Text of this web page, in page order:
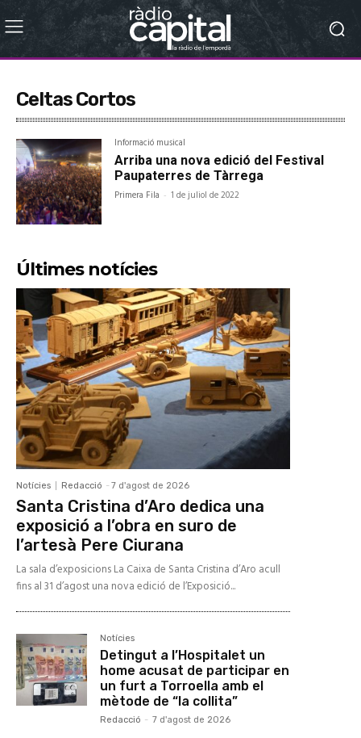
Celtas Cortos
Informació musical
Arriba una nova edició del Festival
Paupaterres de Tàrrega
Primera Fila - 1 de juliol de 2022
Últimes notícies
Notícies Redacció - 7 d'agost de 2026
Santa Cristina d’Aro dedica una
exposició a l’obra en suro de
l’artesà Pere Ciurana
La sala d’exposicions La Caixa de Santa Cristina d’Aro acull
fins al 31 d’agost una nova edició de l’Exposició...
Notícies
Detingut a l’Hospitalet un
home acusat de participar en
un furt a Torroella amb el
mètode de “la collita”
Redacció - 7 d'agost de 2026